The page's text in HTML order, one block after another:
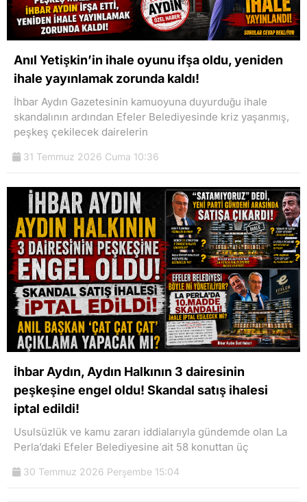
Anıl Yetişkin’in ihale oyunu ifşa oldu, yeniden
ihale yayınlamak zorunda kaldı!
İhbar Aydın Gazetesinin kamuoyuna duyurduğu ihale
skandalının ardından Efeler Belediyesinde kriz yaşanmış,
peşkeş çekilecek dairelerin
31 Temmuz 2026 Cuma 10:36
İhbar Aydın, Aydın Halkının 3 dairesinin
peşkeşine engel oldu! Skandal satış ihalesi
iptal edildi!
Usulsüzlük ve kamu zararı iddialarıyla gündemde olan La
Perla’daki Efeler Belediyesine ait 58 konuttan üç
30 Temmuz 2026 Perşembe 15:04